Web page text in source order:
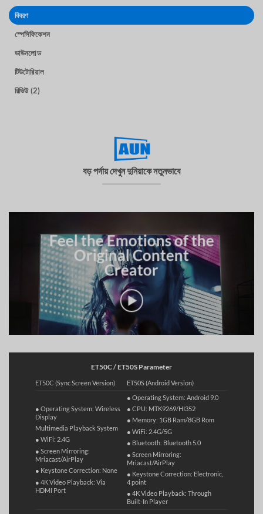
বিবরণ
স্পেসিফিকেশন
ডাউনলোড
টিউটোরিয়াল
রিভিউ (2)
বড় পর্দায় দেখুন দুনিয়াকে নতুনভাবে
Feel the Emotions of the
Original Content
Creator
ET50C / ET50S Parameter
ET50C (Sync Screen Version) ET50S (Android Version)
● Operating System: Wireless
Display
Multimedia Playback System
● WiFi: 2.4G
● Screen Mirroring:
Mriacast/AirPlay
● Keystone Correction: None
● 4K Video Playback: Via
HDMI Port
● Operating System: Android 9.0
● CPU: MTK9269/HI352
● Memory: 1GB Ram/8GB Rom
● WiFi: 2.4G/5G
● Bluetooth: Bluetooth 5.0
●Screen Mirroring:
Mriacast/AirPlay
● Keystone Correction: Electronic,
4 point
● 4K Video Playback: Through
Built-In Player